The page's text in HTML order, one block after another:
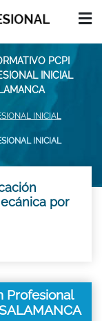
PCPI
INICIAL
INICIAL
INICIAL
por
Profesional